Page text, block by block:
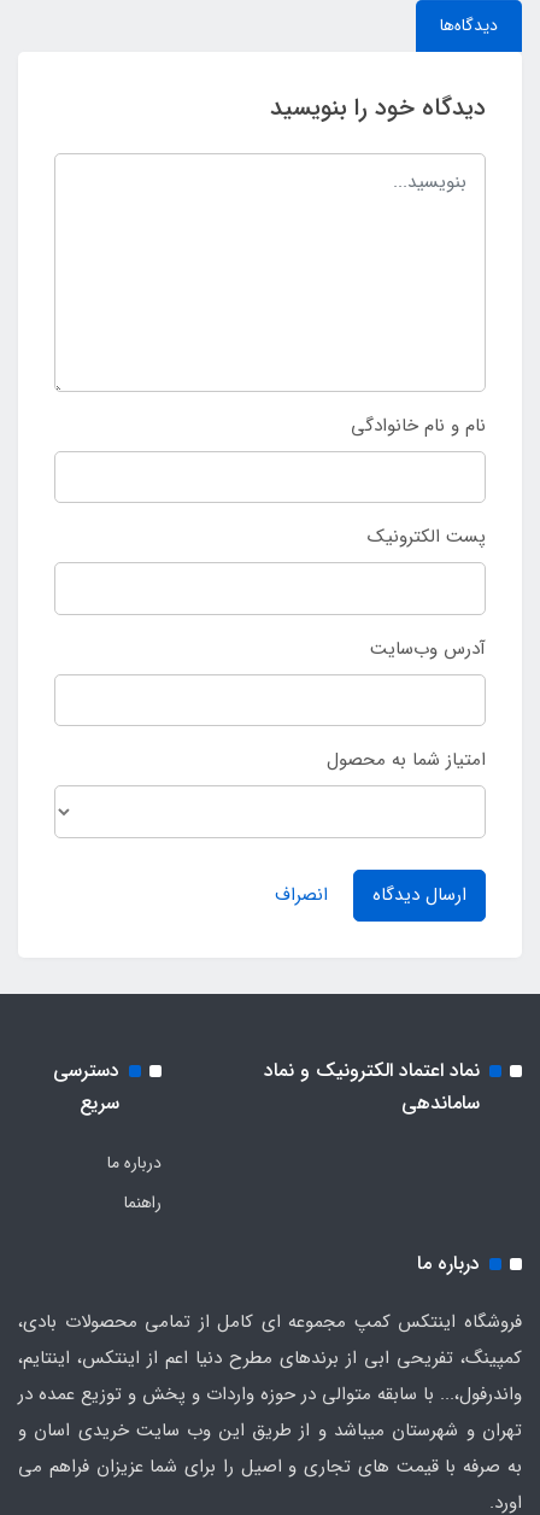
دیدگاه‌ها
دیدگاه خود را بنویسید
نام و نام خانوادگی
پست الکترونیک
آدرس وب‌سایت
امتیاز شما به محصول
ارسال دیدگاه انصراف
نماد اعتماد الکترونیک و نماد
ساماندهی
دسترسی
سریع
درباره ما
راهنما
درباره ما
فروشگاه اینتکس کمپ مجموعه ای کامل از تمامی محصولات بادی،
کمپینگ، تفریحی ابی از برندهای مطرح دنیا اعم از اینتکس، اینتایم،
واندرفول،... با سابقه متوالی در حوزه واردات و پخش و توزیع عمده در
تهران و شهرستان میباشد و از طریق این وب سایت خریدی اسان و
به صرفه با قیمت های تجاری و اصیل را برای شما عزیزان فراهم می
اورد.